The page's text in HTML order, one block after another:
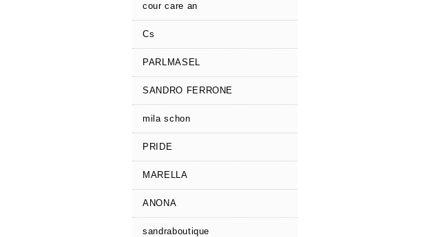
cour care an
Cs
PARLMASEL
SANDRO FERRONE
mila schon
PRIDE
MARELLA
ANONA
sandraboutique